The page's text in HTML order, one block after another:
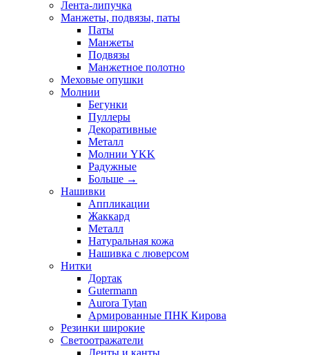
Лента-липучка
Манжеты, подвязы, паты
Паты
Манжеты
Подвязы
Манжетное полотно
Меховые опушки
Молнии
Бегунки
Пуллеры
Декоративные
Металл
Молнии YKK
Радужные
Больше →
Нашивки
Аппликации
Жаккард
Металл
Натуральная кожа
Нашивка с люверсом
Нитки
Дортак
Gutermann
Aurora Tytan
Армированные ПНК Кирова
Резинки широкие
Светоотражатели
Ленты и канты